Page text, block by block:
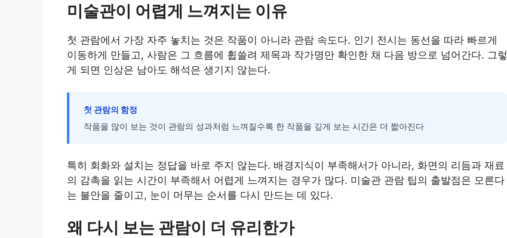
미술관이 어렵게 느껴지는 이유
첫 관람에서 가장 자주 놓치는 것은 작품이 아니라 관람 속도다. 인기 전시는 동선을 따라 빠르게
이동하게 만들고, 사람은 그 흐름에 휩쓸려 제목과 작가명만 확인한 채 다음 방으로 넘어간다. 그렇
게 되면 인상은 남아도 해석은 생기지 않는다.
첫 관람의 함정
작품을 많이 보는 것이 관람의 성과처럼 느껴질수록 한 작품을 깊게 보는 시간은 더 짧아진다
특히 회화와 설치는 정답을 바로 주지 않는다. 배경지식이 부족해서가 아니라, 화면의 리듬과 재료
의 감촉을 읽는 시간이 부족해서 어렵게 느껴지는 경우가 많다. 미술관 관람 팁의 출발점은 모른다
는 불안을 줄이고, 눈이 머무는 순서를 다시 만드는 데 있다.
왜 다시 보는 관람이 더 유리한가